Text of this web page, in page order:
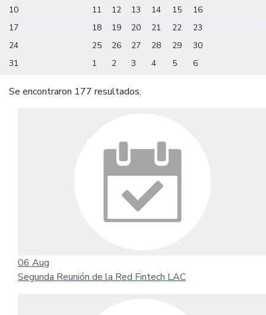
10
11 12 13 14 15
16
17
18 19 20 21 22
23
24
25 26 27 28 29
30
31
1 2 3 4 5 6
Se encontraron 177 resultados.
06 Aug
Segunda Reunión de la Red Fintech LAC